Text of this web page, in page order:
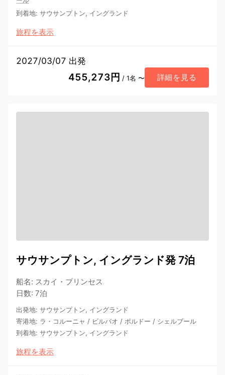
到着地: サウサンプトン, イングランド
旅程を表示
2027/03/07 出発
455,273円 / 1名 〜 詳細を見る
サウサンプトン, イングランド発 7泊
船名: スカイ・プリンセス
日数: 7泊
出発地: サウサンプトン, イングランド
寄港地: ラ・コルーニャ / ビルバオ / ボルドー / シェルブール
到着地: サウサンプトン, イングランド
旅程を表示